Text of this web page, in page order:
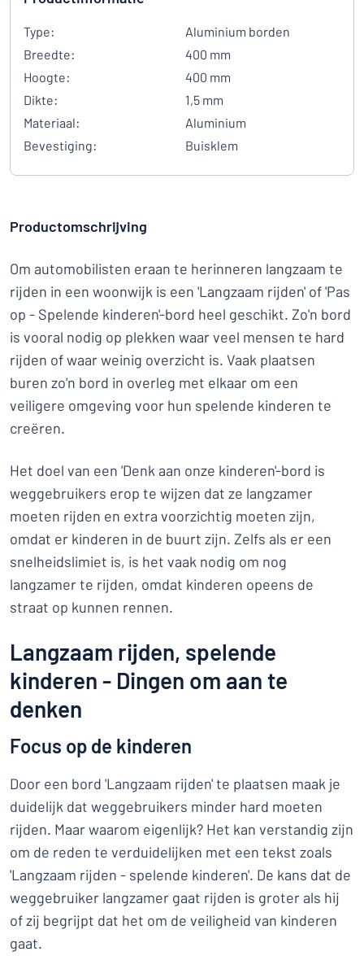
Type:
Aluminium borden
Breedte:
400 mm
Hoogte:
400 mm
Dikte:
1,5 mm
Materiaal:
Aluminium
Bevestiging:
Buisklem
Productomschrijving
Om automobilisten eraan te herinneren langzaam te
rijden in een woonwijk is een 'Langzaam rijden' of 'Pas
op - Spelende kinderen'-bord heel geschikt. Zo'n bord
is vooral nodig op plekken waar veel mensen te hard
rijden of waar weinig overzicht is. Vaak plaatsen
buren zo'n bord in overleg met elkaar om een
veiligere omgeving voor hun spelende kinderen te
creëren.
Het doel van een 'Denk aan onze kinderen'-bord is
weggebruikers erop te wijzen dat ze langzamer
moeten rijden en extra voorzichtig moeten zijn,
omdat er kinderen in de buurt zijn. Zelfs als er een
snelheidslimiet is, is het vaak nodig om nog
langzamer te rijden, omdat kinderen opeens de
straat op kunnen rennen.
Langzaam rijden, spelende
kinderen - Dingen om aan te
denken
Focus op de kinderen
Door een bord 'Langzaam rijden' te plaatsen maak je
duidelijk dat weggebruikers minder hard moeten
rijden. Maar waarom eigenlijk? Het kan verstandig zijn
om de reden te verduidelijken met een tekst zoals
'Langzaam rijden - spelende kinderen'. De kans dat de
weggebruiker langzamer gaat rijden is groter als hij
of zij begrijpt dat het om de veiligheid van kinderen
gaat.